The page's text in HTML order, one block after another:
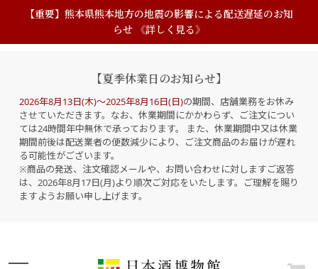
【重要】熊本県熊本地方の地震の影響による配送遅延のお知
らせ 《詳しく見る》
【夏季休業日のお知らせ】
2026年8月13日(木)～2025年8月16日(日)の期間、店舗業務をお休み
させていただきます。なお、休業期間にかかわらず、ご注文につい
ては24時間年中無休で承っております。 また、休業期間中又は休業
期間前後は配送業者の便数減少により、ご注文商品のお届けが遅れ
る可能性がございます。
※商品の発送、注文確認メールや、お問い合わせに対しますご返答
は、2026年8月17日(月)より順次ご対応をいたします。ご理解を賜り
ますようお願い申し上げます。